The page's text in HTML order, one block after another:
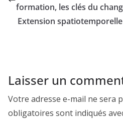
formation, les clés du
Extension
Laisser un
Votre adresse e-mail ne sera
obligatoires sont indiqués